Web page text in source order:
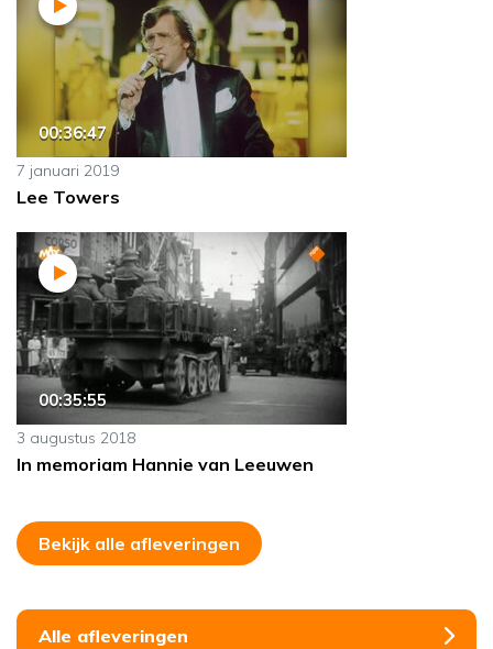
00:36:47
7 januari 2019
Lee Towers
00:35:55
3 augustus 2018
In memoriam Hannie van Leeuwen
Bekijk alle afleveringen
Alle afleveringen